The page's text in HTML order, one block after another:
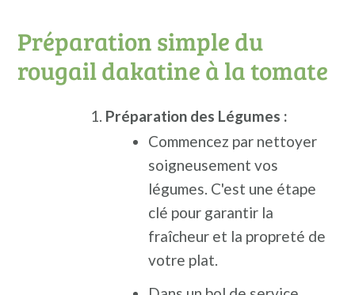
Préparation simple du
rougail dakatine à la tomate
Préparation des Légumes :
Commencez par nettoyer
soigneusement vos
légumes. C'est une étape
clé pour garantir la
fraîcheur et la propreté de
votre plat.